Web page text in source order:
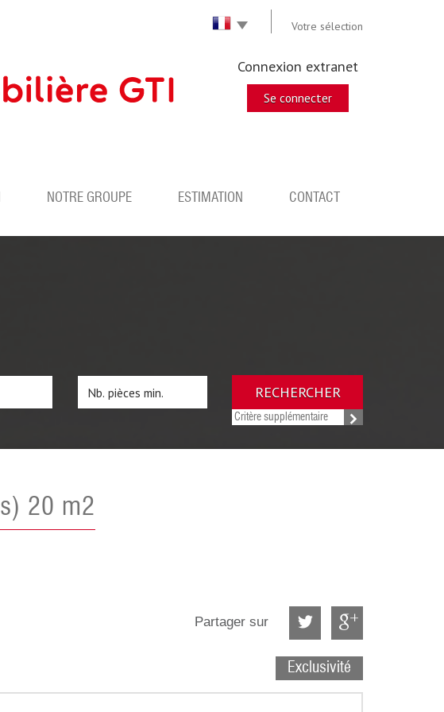
Votre sélection
Connexion extranet
Se connecter
NOTRE GROUPE ESTIMATION CONTACT
RECHERCHER
Critère supplémentaire
20 m2
Partager sur
Exclusivité